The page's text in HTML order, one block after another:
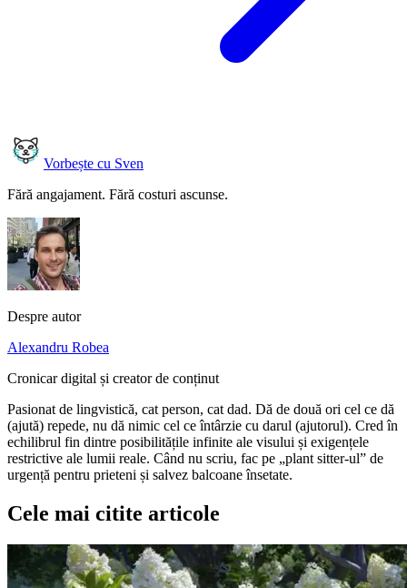
Vorbește cu Sven
Fără angajament. Fără costuri ascunse.
Despre autor
Alexandru Robea
Cronicar digital și creator de conținut
Pasionat de lingvistică, cat person, cat dad. Dă de două ori cel ce dă
(ajută) repede, nu dă nimic cel ce întârzie cu darul (ajutorul). Cred în
echilibrul fin dintre posibilitățile infinite ale visului și exigențele
restrictive ale lumii reale. Când nu scriu, fac pe „plant sitter-ul” de
urgență pentru prieteni și salvez balcoane însetate.
Cele mai citite articole